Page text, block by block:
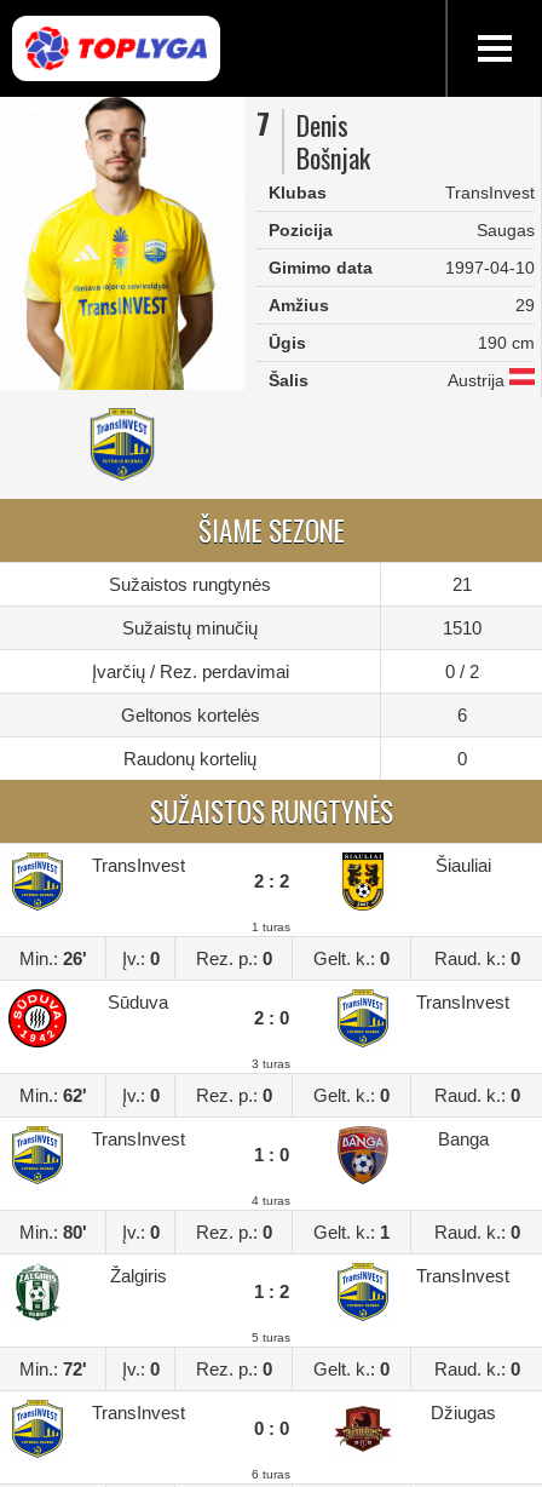
7
Denis
Bošnjak
Klubas
TransInvest
Pozicija
Saugas
Gimimo data
1997-04-10
Amžius
29
Ūgis
190 cm
Šalis
Austrija
ŠIAME SEZONE
Sužaistos rungtynės 21
Sužaistų minučių 1510
Įvarčių / Rez. perdavimai 0 / 2
Geltonos kortelės 6
Raudonų kortelių 0
SUŽAISTOS RUNGTYNĖS
TransInvest
2 : 2
Šiauliai
1 turas
Min.: 26' Įv.: 0 Rez. p.: 0 Gelt. k.: 0 Raud. k.: 0
Sūduva
2 : 0
TransInvest
3 turas
Min.: 62' Įv.: 0 Rez. p.: 0 Gelt. k.: 0 Raud. k.: 0
TransInvest
1 : 0
Banga
4 turas
Min.: 80' Įv.: 0 Rez. p.: 0 Gelt. k.: 1 Raud. k.: 0
Žalgiris
1 : 2
TransInvest
5 turas
Min.: 72' Įv.: 0 Rez. p.: 0 Gelt. k.: 0 Raud. k.: 0
TransInvest
0 : 0
Džiugas
6 turas